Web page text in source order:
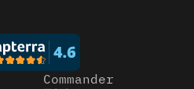
Commander